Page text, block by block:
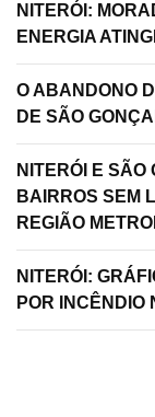
NITERÓI:
ENERGIA
O ABANDONO
DE SÃO
NITERÓI E
BAIRROS SEM
REGIÃO
NITERÓI:
POR INCÊNDIO